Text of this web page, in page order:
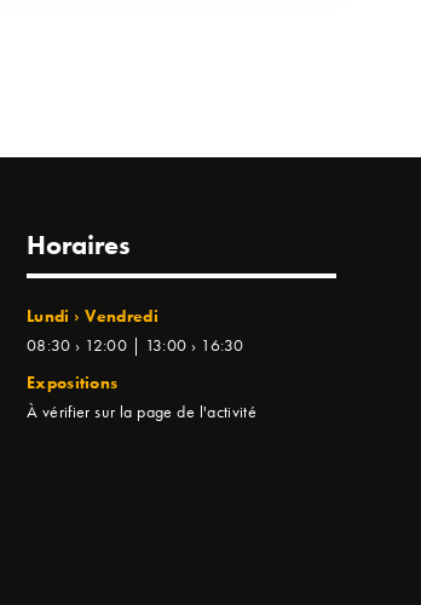
Horaires
Lundi › Vendredi
08:30 › 12:00 | 13:00 › 16:30
Expositions
À vérifier sur la page de l'activité